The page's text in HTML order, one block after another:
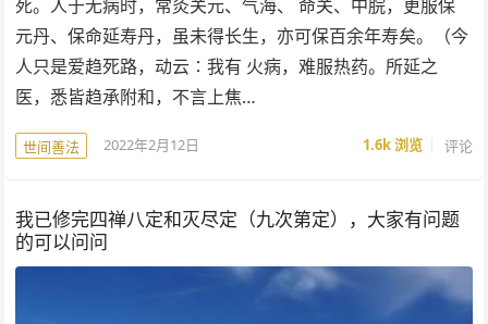
死。人于无病时，常灸关元、气海、 命关、中脘，更服保
元丹、保命延寿丹，虽未得长生，亦可保百余年寿矣。（今
人只是爱趋死路，动云∶我有 火病，难服热药。所延之
医，悉皆趋承附和，不言上焦…
世间善法 2022年2月12日 1.6k浏览 评论
我已修完四禅八定和灭尽定（九次第定），大家有问题
的可以问问